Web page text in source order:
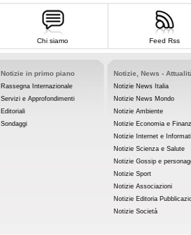
Chi siamo Feed Rss
Notizie in primo piano
Rassegna Internazionale
Servizi e Approfondimenti
Editoriali
Sondaggi
Notizie, News -
Notizie News Italia
Notizie News Mondo
Notizie Ambiente
Notizie Economia e
Notizie Internet e
Notizie Scienza e Salute
Notizie Gossip e
Notizie Sport
Notizie Associazioni
Notizie Editoria
Notizie Società